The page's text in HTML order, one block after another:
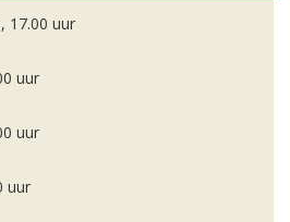
17.00 uur
uur
uur
uur